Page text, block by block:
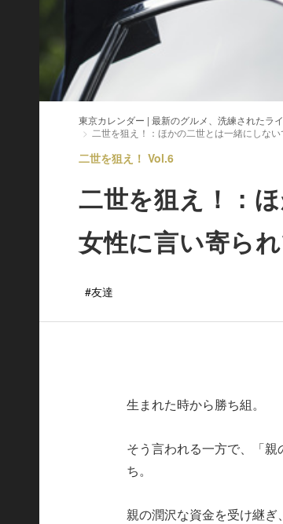
東京カレンダー | 最新のグルメ、洗練されたラ
二世を狙え！：ほかの二世とは一緒にしな
二世を狙え！ Vol.6
二世を狙え！：
女性に言い寄ら
#友達
生まれた時から勝ち組。
そう言われる一方で、「
ち。
親の潤沢な資金を受け継ぎ